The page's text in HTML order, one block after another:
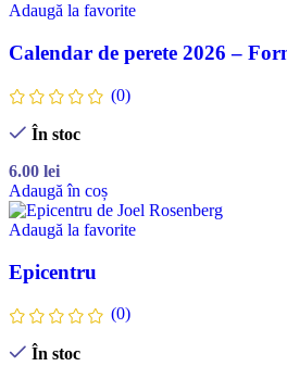
Adaugă la favorite
Calendar de perete 2026 –
(0)
În stoc
6.00 lei
Adaugă în coș
Adaugă la favorite
Epicentru
(0)
În stoc